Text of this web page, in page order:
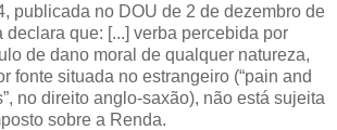
publicada no DOU de 2 de dezembro de
declara que: [...] verba percebida por
de dano moral de qualquer natureza,
fonte situada no estrangeiro (“pain and
no direito anglo-saxão), não está sujeita
sobre a Renda.